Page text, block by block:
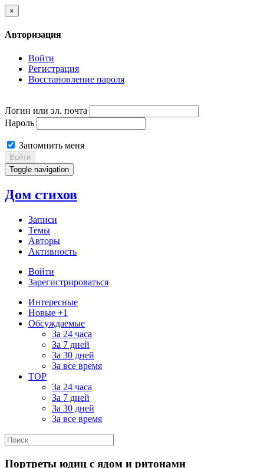
×
Авторизация
Войти
Регистрация
Восстановление пароля
Логин или эл. почта
Пароль
Запомнить меня
Войти
Toggle navigation
Дом стихов
Записи
Темы
Авторы
Активность
Войти
Зарегистрироваться
Интересные
Новые +1
Обсуждаемые
За 24 часа
За 7 дней
За 30 дней
За все время
TOP
За 24 часа
За 7 дней
За 30 дней
За все время
Портреты юдиц с ядом и ритонами